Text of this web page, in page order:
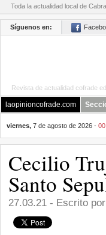
Toda la actualidad local de
Síguenos en:
Revista de actualidad cofrade
laopinioncofrade.com
viernes, 7 de agosto de 2026 -
Cecilio
Santo
27.03.21 - Escrito